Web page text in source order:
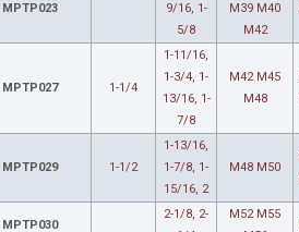
MPTP023
9/16, 1-
5/8
M39 M40
M42
MPTP027 1-1/4
1-11/16,
1-3/4, 1-
13/16, 1-
7/8
M42 M45
M48
MPTP029 1-1/2
1-13/16,
1-7/8, 1-
15/16, 2
M48 M50
MPTP030
2-1/8, 2-
M52 M55